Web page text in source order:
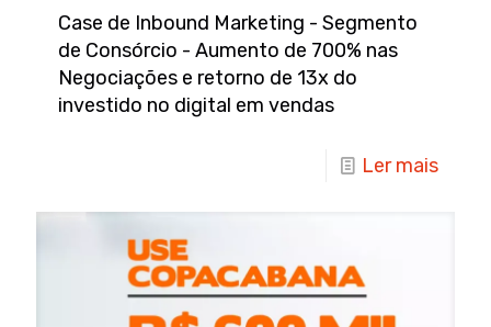
Case de Inbound Marketing - Segmento
de Consórcio - Aumento de 700% nas
Negociações e retorno de 13x do
investido no digital em vendas
Ler mais